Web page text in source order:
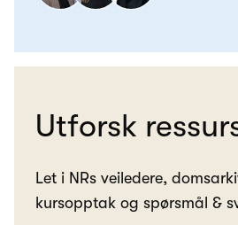
Utforsk
Let i NRs veiledere,
kursopptak og spørsmål &